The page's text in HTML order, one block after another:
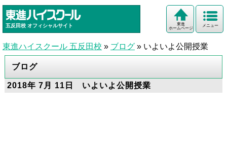
五反田校 オフィシャルサイト メニュー
東進
ホームページ
東進ハイスクール 五反田校 » ブログ » いよいよ公開授業
ブログ
2018年 7月 11日 いよいよ公開授業